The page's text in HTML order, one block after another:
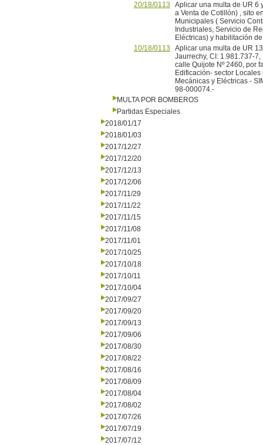
20/18/0113
Aplicar una multa de UR 6
a Venta de Cotillón) , sito
Municipales ( Servicio
Industriales, Servicio de
Eléctricas) y habilitación
10/18/0113
Aplicar una multa de UR
Jaurrechy, CI: 1.981.737-
calle Quijote Nº 2460, por
Edificación- sector
Mecánicas y Eléctricas -
98-000074.-
MULTA POR BOMBEROS
Partidas Especiales
2018/01/17
2018/01/03
2017/12/27
2017/12/20
2017/12/13
2017/12/06
2017/11/29
2017/11/22
2017/11/15
2017/11/08
2017/11/01
2017/10/25
2017/10/18
2017/10/11
2017/10/04
2017/09/27
2017/09/20
2017/09/13
2017/09/06
2017/08/30
2017/08/22
2017/08/16
2017/08/09
2017/08/04
2017/08/02
2017/07/26
2017/07/19
2017/07/12